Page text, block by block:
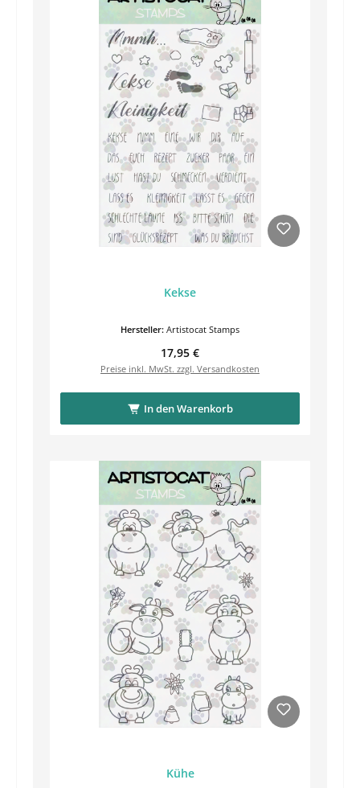
Kekse
Hersteller: Artistocat Stamps
Regulärer Preis:
17,95 €
Preise inkl. MwSt. zzgl. Versandkosten
In den Warenkorb
Kühe